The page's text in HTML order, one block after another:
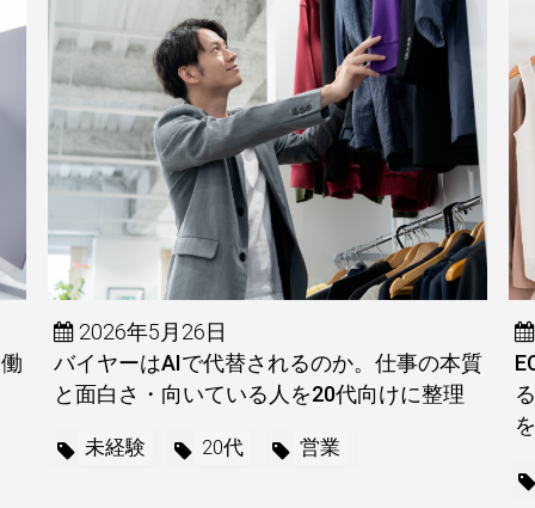
2026年5月26日
バイヤーはAIで代替されるのか。仕事の本質
と面白さ・向いている人を20代向けに整理
未経験 20代 営業